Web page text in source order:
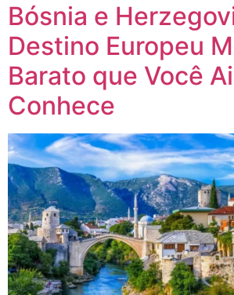
Bósnia e
Destino Europeu
Barato que Você
Conhece